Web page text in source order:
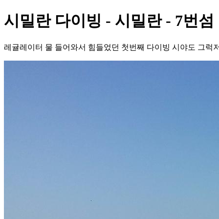
시밀란 다이빙 - 시밀란 - 7번섬
레귤레이터 물 들어와서 힘들었던 첫번째 다이빙 시야도 그럭